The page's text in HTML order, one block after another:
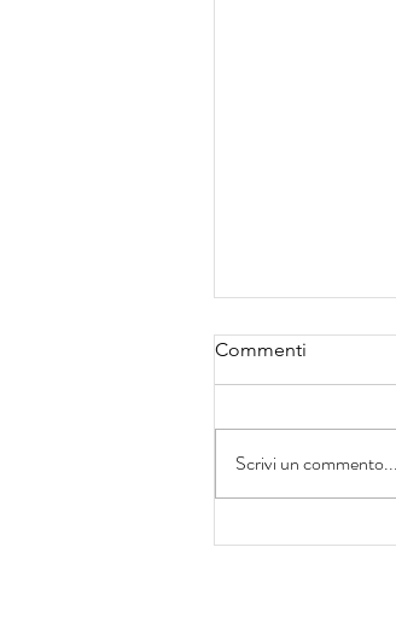
La Terra e il Cielo
Commenti
Scrivi un commento...